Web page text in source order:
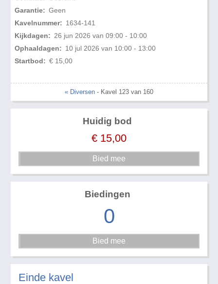
Garantie: Geen
Kavelnummer: 1634-141
Kijkdagen: 26 jun 2026 van 09:00 - 10:00
Ophaaldagen: 10 jul 2026 van 10:00 - 13:00
Startbod: € 15,00
« Diversen - Kavel 123 van 160
Huidig bod
€ 15,00
Biedingen
0
Einde kavel